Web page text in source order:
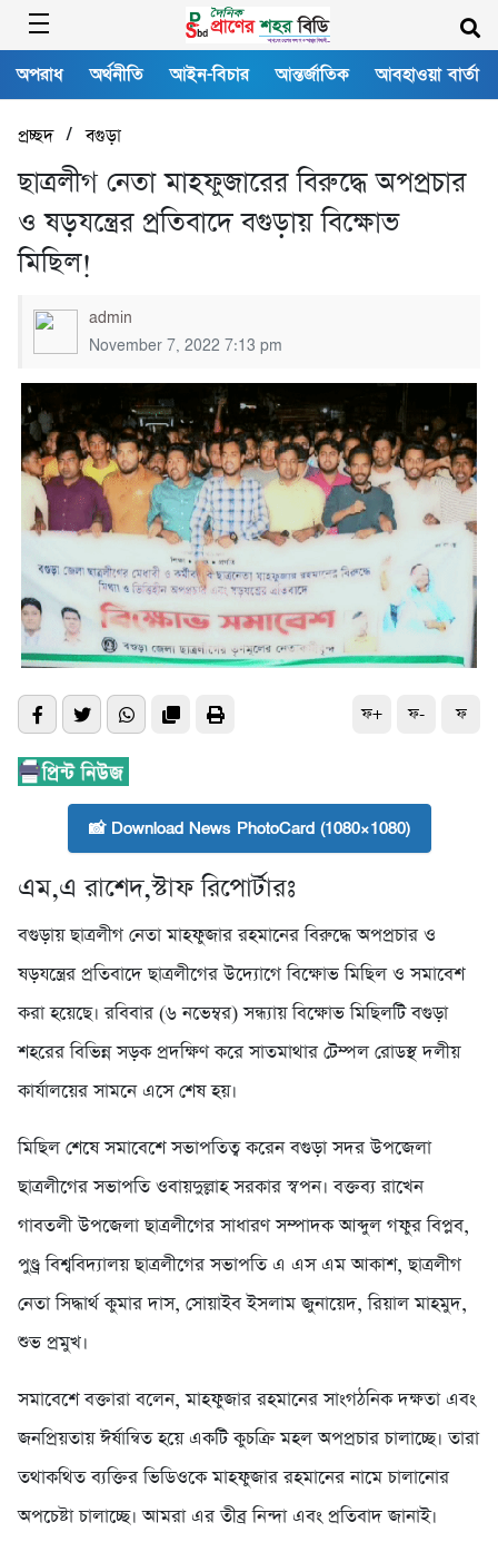
অপরাধ অর্থনীতি আইন-বিচার আন্তর্জাতিক আবহাওয়া বার্তা
প্রচ্ছদ/বগুড়া
ছাত্রলীগ নেতা মাহফুজারের বিরুদ্ধে অপপ্রচার
ও ষড়যন্ত্রের প্রতিবাদে বগুড়ায় বিক্ষোভ
মিছিল!
admin
November 7, 2022 7:13 pm
ফ+ ফ- ফ
📸 Download News PhotoCard (1080×1080)
এম,এ রাশেদ,স্টাফ রিপোর্টারঃ
বগুড়ায় ছাত্রলীগ নেতা মাহফুজার রহমানের বিরুদ্ধে অপপ্রচার ও
ষড়যন্ত্রের প্রতিবাদে ছাত্রলীগের উদ্যোগে বিক্ষোভ মিছিল ও সমাবেশ
করা হয়েছে। রবিবার (৬ নভেম্বর) সন্ধ্যায় বিক্ষোভ মিছিলটি বগুড়া
শহরের বিভিন্ন সড়ক প্রদক্ষিণ করে সাতমাথার টেম্পল রোডস্থ দলীয়
কার্যালয়ের সামনে এসে শেষ হয়।
মিছিল শেষে সমাবেশে সভাপতিত্ব করেন বগুড়া সদর উপজেলা
ছাত্রলীগের সভাপতি ওবায়দুল্লাহ সরকার স্বপন। বক্তব্য রাখেন
গাবতলী উপজেলা ছাত্রলীগের সাধারণ সম্পাদক আব্দুল গফুর বিপ্লব,
পুণ্ড্র বিশ্ববিদ্যালয় ছাত্রলীগের সভাপতি এ এস এম আকাশ, ছাত্রলীগ
নেতা সিদ্ধার্থ কুমার দাস, সোয়াইব ইসলাম জুনায়েদ, রিয়াল মাহমুদ,
শুভ প্রমুখ।
সমাবেশে বক্তারা বলেন, মাহফুজার রহমানের সাংগঠনিক দক্ষতা এবং
জনপ্রিয়তায় ঈর্ষান্বিত হয়ে একটি কুচক্রি মহল অপপ্রচার চালাচ্ছে। তারা
তথাকথিত ব্যক্তির ভিডিওকে মাহফুজার রহমানের নামে চালানোর
অপচেষ্টা চালাচ্ছে। আমরা এর তীব্র নিন্দা এবং প্রতিবাদ জানাই।